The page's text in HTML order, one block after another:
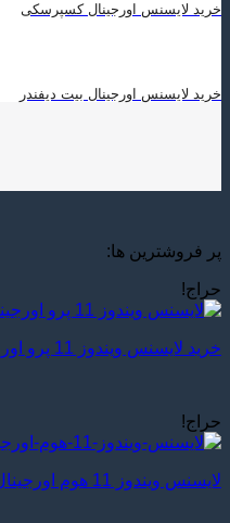
خرید لایسنس اورجینال کسپرسکی
خرید لایسنس اورجینال بیت دیفندر
پر فروشترین ها:
حراج!
خرید لایسنس ویندوز 11 پرو اورجینال | Windows 11 Pro
حراج!
لایسنس ویندوز 11 هوم اورجینال – Windows 11 Home